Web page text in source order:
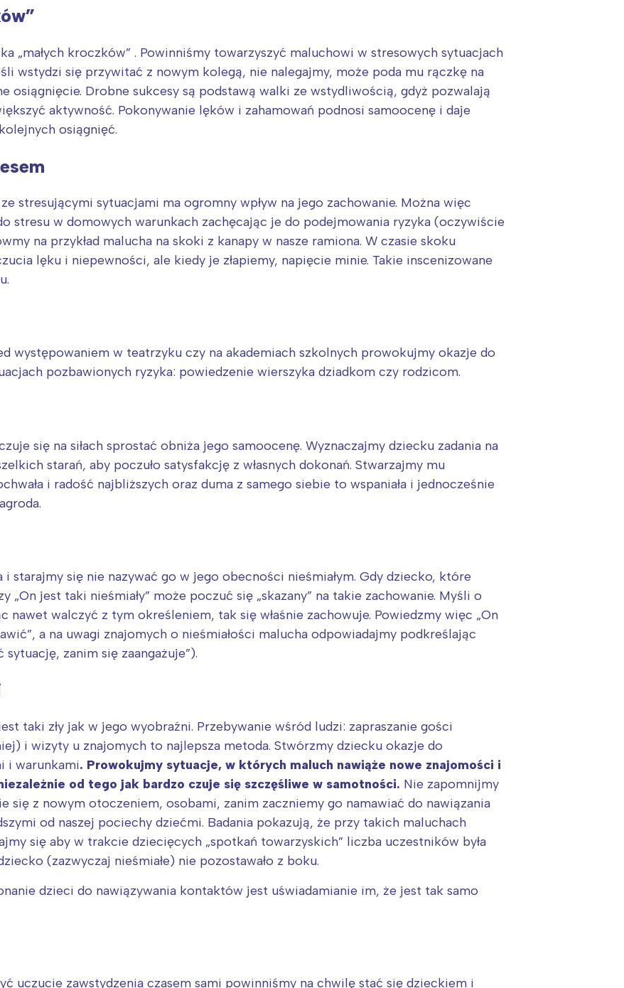
„małych kroczków” . Powinniśmy towarzyszyć maluchowi w stresowych sytuacjach
wstydzi się przywitać z nowym kolegą, nie nalegajmy, może poda mu rączkę na
osiągnięcie. Drobne sukcesy są podstawą walki ze wstydliwością, gdyż pozwalają
aktywność. Pokonywanie lęków i zahamowań podnosi samoocenę i daje
osiągnięć.
stresującymi sytuacjami ma ogromny wpływ na jego zachowanie. Można więc
stresu w domowych warunkach zachęcając je do podejmowania ryzyka (oczywiście
na przykład malucha na skoki z kanapy w nasze ramiona. W czasie skoku
lęku i niepewności, ale kiedy je złapiemy, napięcie minie. Takie inscenizowane
występowaniem w teatrzyku czy na akademiach szkolnych prowokujmy okazje do
pozbawionych ryzyka: powiedzenie wierszyka dziadkom czy rodzicom.
się na siłach sprostać obniża jego samoocenę. Wyznaczajmy dziecku zadania na
starań, aby poczuło satysfakcję z własnych dokonań. Stwarzajmy mu
i radość najbliższych oraz duma z samego siebie to wspaniała i jednocześnie
starajmy się nie nazywać go w jego obecności nieśmiałym. Gdy dziecko, które
„On jest taki nieśmiały” może poczuć się „skazany” na takie zachowanie. Myśli o
nawet walczyć z tym określeniem, tak się właśnie zachowuje. Powiedzmy więc „On
a na uwagi znajomych o nieśmiałości malucha odpowiadajmy podkreślając
zanim się zaangażuje”).
taki zły jak w jego wyobraźni. Przebywanie wśród ludzi: zapraszanie gości
i wizyty u znajomych to najlepsza metoda. Stwórzmy dziecku okazje do
i warunkami. Prowokujmy sytuacje, w których maluch nawiąże nowe znajomości i
od tego jak bardzo czuje się szczęśliwe w samotności. Nie zapomnijmy
się z nowym otoczeniem, osobami, zanim zaczniemy go namawiać do nawiązania
od naszej pociechy dziećmi. Badania pokazują, że przy takich maluchach
się aby w trakcie dziecięcych „spotkań towarzyskich” liczba uczestników była
(zazwyczaj nieśmiałe) nie pozostawało z boku.
dzieci do nawiązywania kontaktów jest uświadamianie im, że jest tak samo
uczucie zawstydzenia czasem sami powinniśmy na chwilę stać się dzieckiem i
Północ
Wszystkie
Wybieram